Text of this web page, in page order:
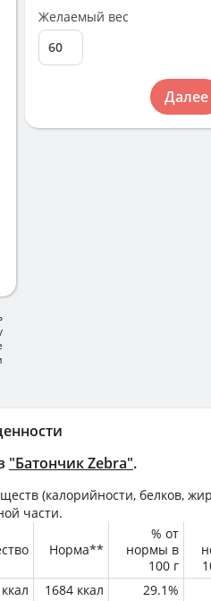
"Батончик Zebra".
(калорийности, белков,
части.
Норма**
% от
нормы в
100 г
1684 ккал 29.1%
Желаемый вес
Далее